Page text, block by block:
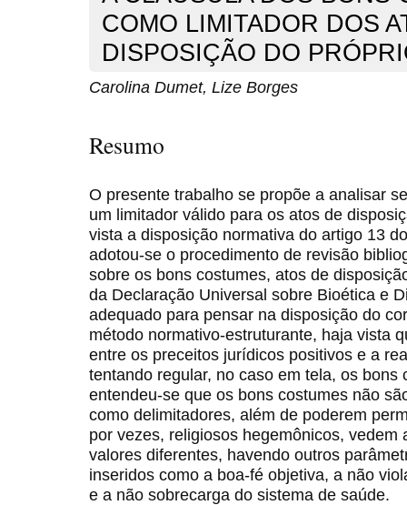
COMO LIMITADOR DOS
DISPOSIÇÃO DO
Carolina Dumet, Lize Borges
Resumo
O presente trabalho se propõe a analisar
um limitador válido para os atos de
vista a disposição normativa do artigo 13
adotou-se o procedimento de revisão
sobre os bons costumes, atos de
da Declaração Universal sobre Bioética e
adequado para pensar na disposição do
método normativo-estruturante, haja vista
entre os preceitos jurídicos positivos e a
tentando regular, no caso em tela, os bons
entendeu-se que os bons costumes não
como delimitadores, além de poderem
por vezes, religiosos hegemônicos,
valores diferentes, havendo outros
inseridos como a boa-fé objetiva, a não
e a não sobrecarga do sistema de saúde.